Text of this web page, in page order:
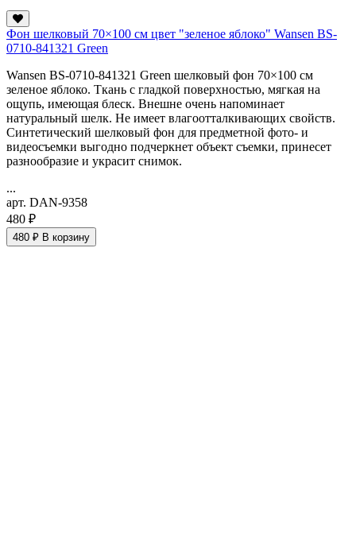
Фон шелковый 70×100 см цвет "зеленое яблоко" Wansen BS-
0710-841321 Green
Wansen BS-0710-841321 Green шелковый фон 70×100 см
зеленое яблоко. Ткань с гладкой поверхностью, мягкая на
ощупь, имеющая блеск. Внешне очень напоминает
натуральный шелк. Не имеет влагоотталкивающих свойств.
Синтетический шелковый фон для предметной фото- и
видеосъемки выгодно подчеркнет объект съемки, принесет
разнообразие и украсит снимок.
...
арт. DAN-9358
480 ₽
480 ₽ В корзину